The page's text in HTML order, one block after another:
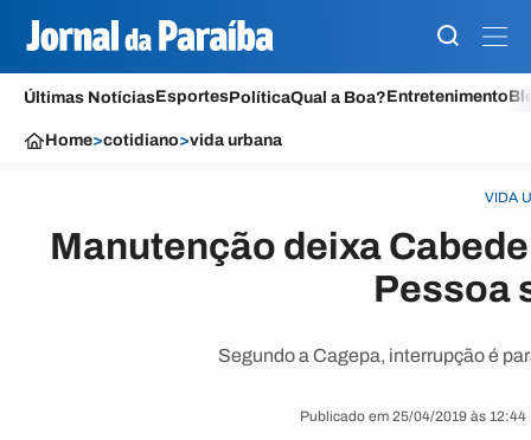
Últimas NotíciasEsportesPolíticaQual a Boa?Entretenimento
Home>cotidiano>vida urbana
VIDA
Manutenção deixa
Pessoa
Segundo a Cagepa, interrupção é
Publicado em 25/04/2019 às